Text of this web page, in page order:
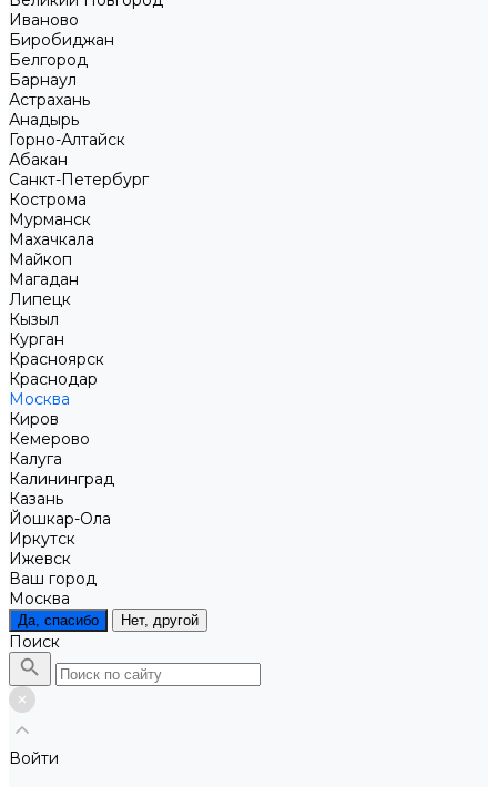
Иваново
Биробиджан
Белгород
Барнаул
Астрахань
Анадырь
Горно-Алтайск
Абакан
Санкт-Петербург
Кострома
Мурманск
Махачкала
Майкоп
Магадан
Липецк
Кызыл
Курган
Красноярск
Краснодар
Москва
Киров
Кемерово
Калуга
Калининград
Казань
Йошкар-Ола
Иркутск
Ижевск
Ваш город
Москва
Да, спасибо Нет, другой
Поиск
Войти